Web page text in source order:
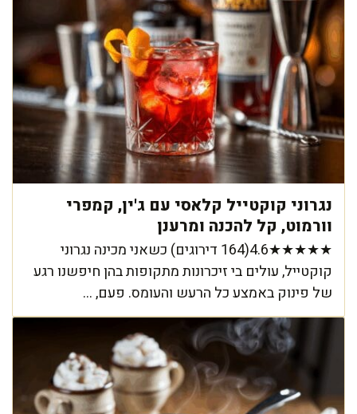
נגרוני קוקטייל קלאסי עם ג'ין, קמפרי
וורמוט, קל להכנה ומרענן
★★★★★4.6(164 דירוגים) כשאני מכינה נגרוני
קוקטייל, עולים בי זיכרונות מתקופות בהן חיפשנו רגע
של פינוק באמצע כל הרעש והעומס. פעם, ...